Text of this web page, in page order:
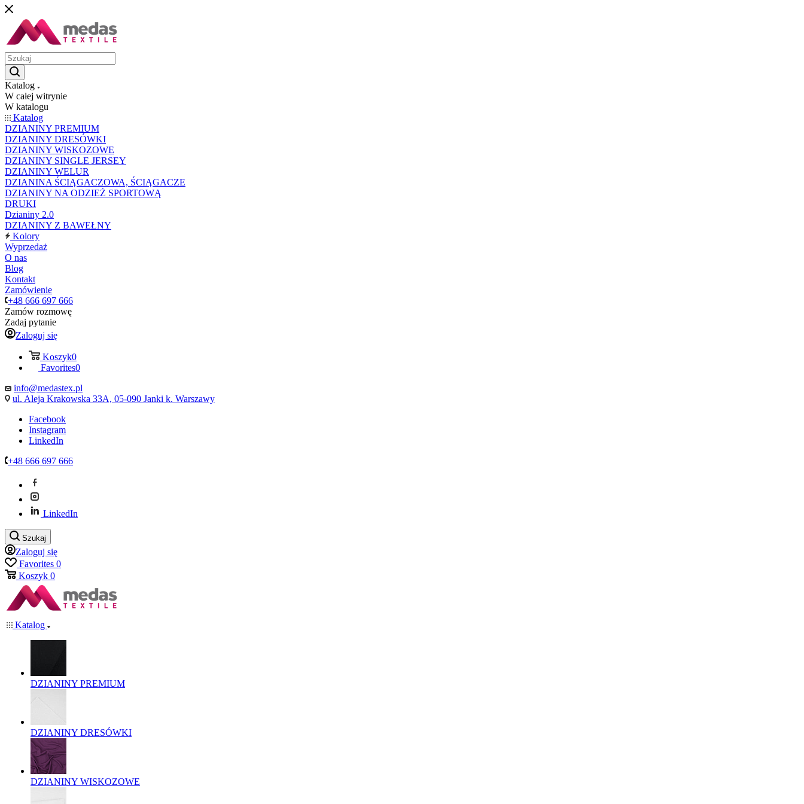
Katalog
W całej witrynie
W katalogu
Katalog
DZIANINY PREMIUM
DZIANINY DRESÓWKI
DZIANINY WISKOZOWE
DZIANINY SINGLE JERSEY
DZIANINY WELUR
DZIANINA ŚCIĄGACZOWA, ŚCIĄGACZE
DZIANINY NA ODZIEŻ SPORTOWĄ
DRUKI
Dzianiny 2.0
DZIANINY Z BAWEŁNY
Kolory
Wyprzedaż
O nas
Blog
Kontakt
Zamówienie
+48 666 697 666
Zamów rozmowę
Zadaj pytanie
Zaloguj się
Koszyk0
Favorites0
info@medastex.pl
ul. Aleja Krakowska 33A, 05-090 Janki k. Warszawy
Facebook
Instagram
LinkedIn
+48 666 697 666
LinkedIn
Szukaj
Zaloguj się
Favorites 0
Koszyk 0
Katalog
DZIANINY PREMIUM
DZIANINY DRESÓWKI
DZIANINY WISKOZOWE